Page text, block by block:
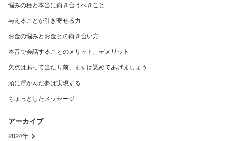
悩みの種と本当に向き合うべきこと
与えることが引き寄せる力
お金の悩みとお金との向き合い方
本音で会話することのメリット、デメリット
欠点はあって当たり前、まずは認めてあげましょう
頭に浮かんだ夢は実現する
ちょっとしたメッセージ
アーカイブ
2024年